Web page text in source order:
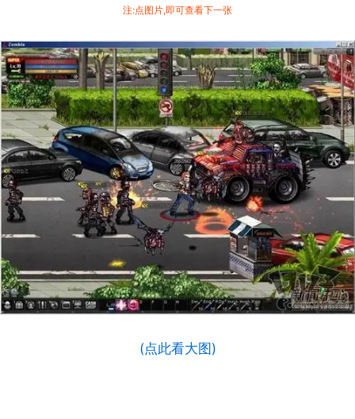
注:点图片,即可查看下一张
(点此看大图)